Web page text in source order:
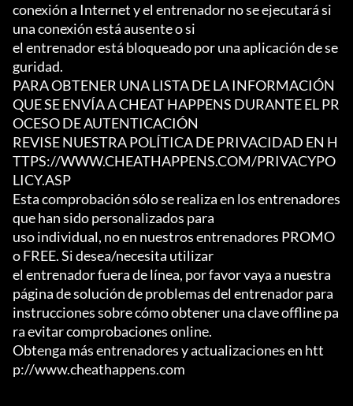
conexión a Internet y el entrenador no se ejecutará si
una conexión está ausente o si
el entrenador está bloqueado por una aplicación de se
guridad.
PARA OBTENER UNA LISTA DE LA INFORMACIÓN
QUE SE ENVÍA A CHEAT HAPPENS DURANTE EL PR
OCESO DE AUTENTICACIÓN
REVISE NUESTRA POLÍTICA DE PRIVACIDAD EN H
TTPS://WWW.CHEATHAPPENS.COM/PRIVACYPO
LICY.ASP
Esta comprobación sólo se realiza en los entrenadores
que han sido personalizados para
uso individual, no en nuestros entrenadores PROMO
o FREE. Si desea/necesita utilizar
el entrenador fuera de línea, por favor vaya a nuestra
página de solución de problemas del entrenador para
instrucciones sobre cómo obtener una clave offline pa
ra evitar comprobaciones online.
Obtenga más entrenadores y actualizaciones en htt
p://www.cheathappens.com